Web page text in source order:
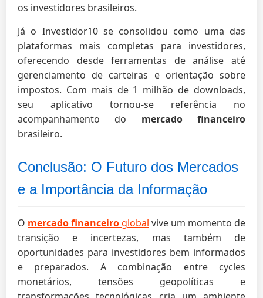
os investidores brasileiros.
Já o Investidor10 se consolidou como uma das
plataformas mais completas para investidores,
oferecendo desde ferramentas de análise até
gerenciamento de carteiras e orientação sobre
impostos. Com mais de 1 milhão de downloads,
seu aplicativo tornou-se referência no
acompanhamento do mercado financeiro
brasileiro.
Conclusão: O Futuro dos Mercados
e a Importância da Informação
O mercado financeiroglobal vive um momento de
transição e incertezas, mas também de
oportunidades para investidores bem informados
e preparados. A combinação entre cycles
monetários, tensões geopolíticas e